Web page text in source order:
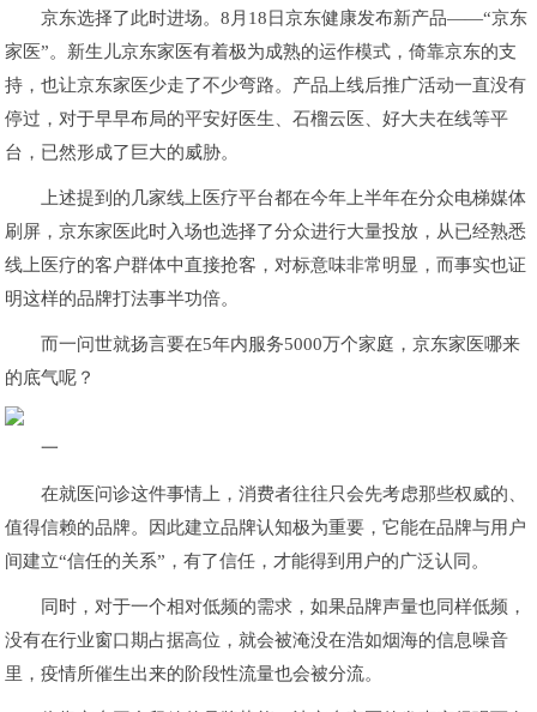
京东选择了此时进场。8月18日京东健康发布新产品——“京东
家医”。新生儿京东家医有着极为成熟的运作模式，倚靠京东的支
持，也让京东家医少走了不少弯路。产品上线后推广活动一直没有
停过，对于早早布局的平安好医生、石榴云医、好大夫在线等平
台，已然形成了巨大的威胁。
上述提到的几家线上医疗平台都在今年上半年在分众电梯媒体
刷屏，京东家医此时入场也选择了分众进行大量投放，从已经熟悉
线上医疗的客户群体中直接抢客，对标意味非常明显，而事实也证
明这样的品牌打法事半功倍。
而一问世就扬言要在5年内服务5000万个家庭，京东家医哪来
的底气呢？
一
在就医问诊这件事情上，消费者往往只会先考虑那些权威的、
值得信赖的品牌。因此建立品牌认知极为重要，它能在品牌与用户
间建立“信任的关系”，有了信任，才能得到用户的广泛认同。
同时，对于一个相对低频的需求，如果品牌声量也同样低频，
没有在行业窗口期占据高位，就会被淹没在浩如烟海的信息噪音
里，疫情所催生出来的阶段性流量也会被分流。